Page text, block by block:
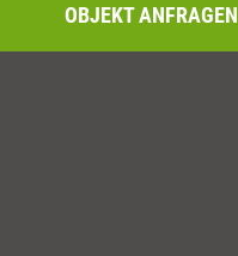
OBJEKT ANFRAGEN